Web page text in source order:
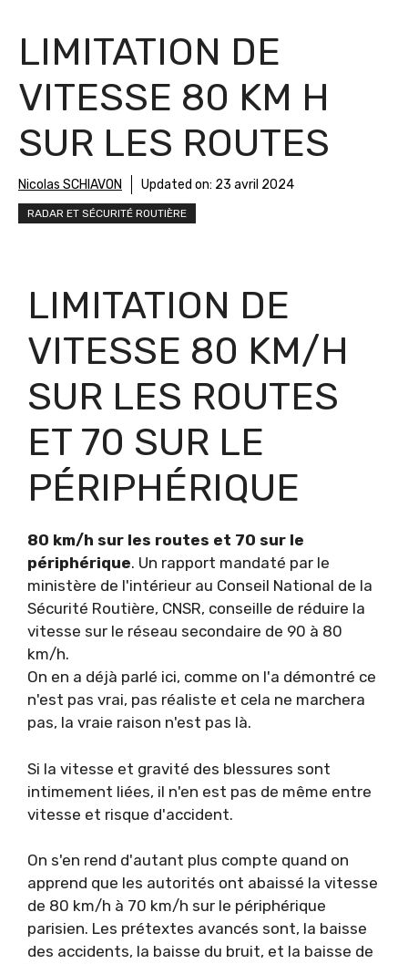
LIMITATION DE
VITESSE 80 KM H
SUR LES ROUTES
Nicolas SCHIAVON Updated on: 23 avril 2024
RADAR ET SÉCURITÉ ROUTIÈRE
LIMITATION DE
VITESSE 80 KM/H
SUR LES ROUTES
ET 70 SUR LE
PÉRIPHÉRIQUE
80 km/h sur les routes et 70 sur le
périphérique. Un rapport mandaté par le
ministère de l'intérieur au Conseil National de la
Sécurité Routière, CNSR, conseille de réduire la
vitesse sur le réseau secondaire de 90 à 80
km/h.
On en a déjà parlé ici, comme on l'a démontré ce
n'est pas vrai, pas réaliste et cela ne marchera
pas, la vraie raison n'est pas là.
Si la vitesse et gravité des blessures sont
intimement liées, il n'en est pas de même entre
vitesse et risque d'accident.
On s'en rend d'autant plus compte quand on
apprend que les autorités ont abaissé la vitesse
de 80 km/h à 70 km/h sur le périphérique
parisien. Les prétextes avancés sont, la baisse
des accidents, la baisse du bruit, et la baisse de